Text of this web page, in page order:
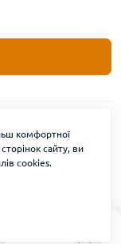
Контакти
комфортної
сайту, ви
cookies.